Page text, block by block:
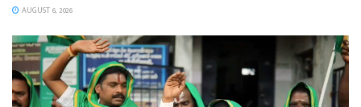
AUGUST 6, 2026